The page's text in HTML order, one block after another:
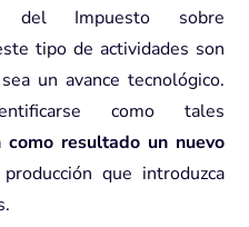
del Impuesto sobre
tipo de actividades son
un avance tecnológico.
como tales
resultado un nuevo
que introduzca